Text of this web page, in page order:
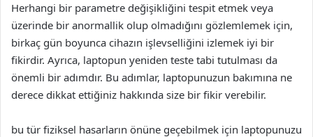
Herhangi bir parametre değişikliğini tespit etmek veya
üzerinde bir anormallik olup olmadığını gözlemlemek için,
birkaç gün boyunca cihazın işlevselliğini izlemek iyi bir
fikirdir. Ayrıca, laptopun yeniden teste tabi tutulması da
önemli bir adımdır. Bu adımlar, laptopunuzun bakımına ne
derece dikkat ettiğiniz hakkında size bir fikir verebilir.
bu tür fiziksel hasarların önüne geçebilmek için laptopunuzu